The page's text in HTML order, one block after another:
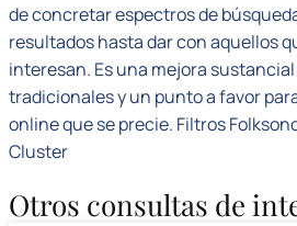
de concretar espectros de
resultados hasta dar con aquellos
interesan. Es una mejora
tradicionales y un punto a favor
online que se precie. Filtros
Cluster
Otros consultas de